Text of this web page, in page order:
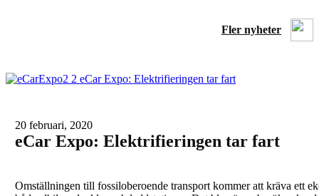
Fler nyheter
20 februari, 2020
eCar Expo: Elektrifieringen tar fart
Omställningen till fossiloberoende transport kommer att kräva ett